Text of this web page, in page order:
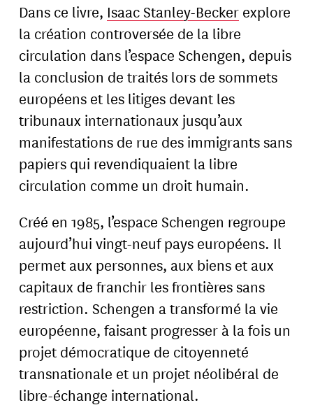
Dans ce livre, Isaac Stanley-Becker explore
la création controversée de la libre
circulation dans l’espace Schengen, depuis
la conclusion de traités lors de sommets
européens et les litiges devant les
tribunaux internationaux jusqu’aux
manifestations de rue des immigrants sans
papiers qui revendiquaient la libre
circulation comme un droit humain.
Créé en 1985, l’espace Schengen regroupe
aujourd’hui vingt-neuf pays européens. Il
permet aux personnes, aux biens et aux
capitaux de franchir les frontières sans
restriction. Schengen a transformé la vie
européenne, faisant progresser à la fois un
projet démocratique de citoyenneté
transnationale et un projet néolibéral de
libre-échange international.